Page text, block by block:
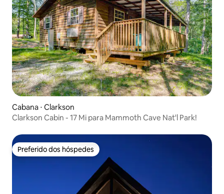
Cabana ⋅ Clarkson
Clarkson Cabin - 17 Mi para Mammoth Cave Nat'l Park!
Preferido dos hóspedes
Preferido dos hóspedes